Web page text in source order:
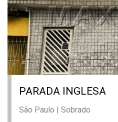
PARADA INGLESA
São Paulo | Sobrado